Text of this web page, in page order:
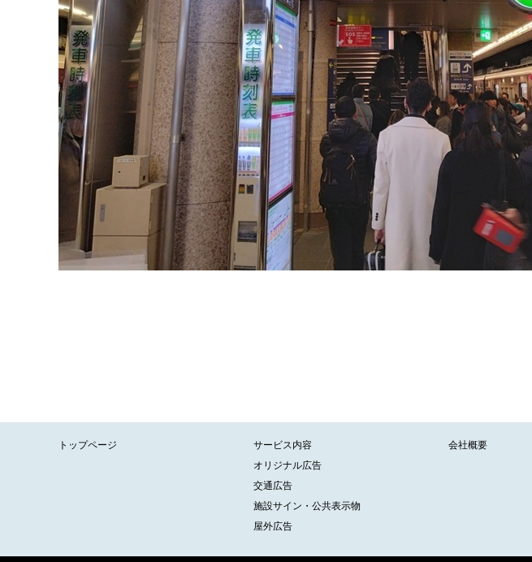
トップページ
サービス内容
オリジナル広告
交通広告
施設サイン・公共表示物
屋外広告
会社概要